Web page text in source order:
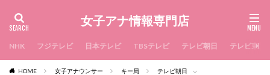
女子アナ情報専門店
NHK フジテレビ 日本テレビ TBSテレビ テレビ朝日 テレビ東京
HOME 女子アナウンサー キー局 テレビ朝日